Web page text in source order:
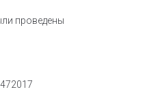
проведены